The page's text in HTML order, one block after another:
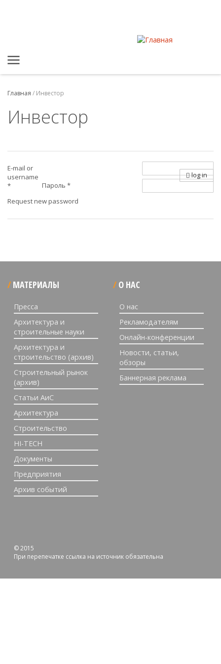
Главная / Инвестор
Инвестор
E-mail or
username
*
Пароль *
Request new password
log in
МАТЕРИАЛЫ
Пресса
Архитектура и
строительные науки
Архитектура и
строительство (архив)
Строительный рынок
(архив)
Статьи АиС
Архитектура
Строительство
HI-TECH
Документы
Предприятия
Архив событий
О НАС
О нас
Рекламодателям
Онлайн-конференции
Новости, статьи,
обзоры
Баннерная реклама
© 2015
При перепечатке ссылка на источник обязательна